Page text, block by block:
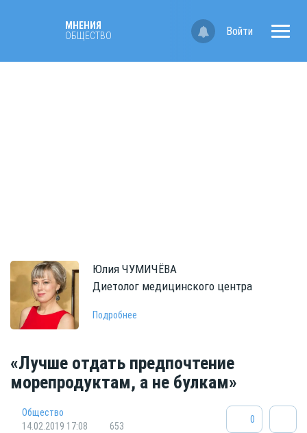
МНЕНИЯ
ОБЩЕСТВО
Войти
Юлия ЧУМИЧЁВА
Диетолог медицинского центра
Подробнее
«Лучше отдать предпочтение
морепродуктам, а не булкам»
Общество
14.02.2019 17:08
653
0